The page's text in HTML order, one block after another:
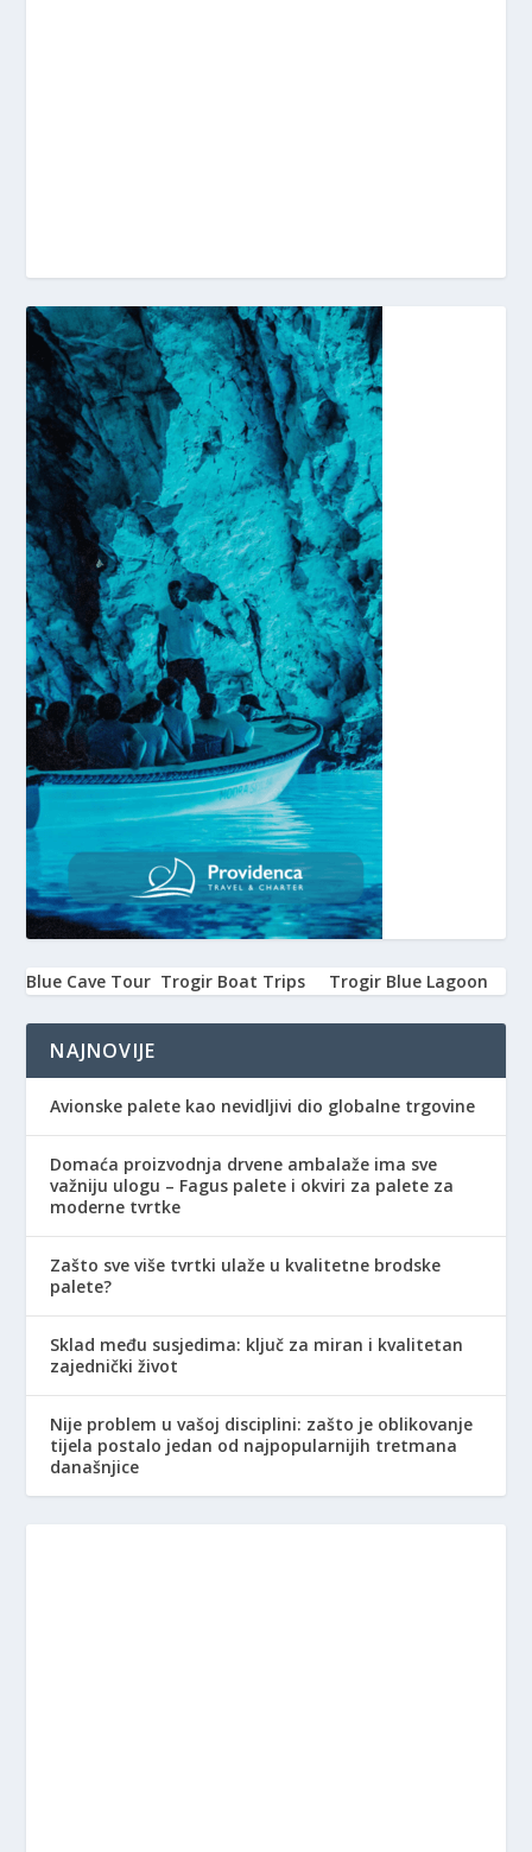
Blue Cave Tour Trogir Boat Trips Trogir Blue Lagoon
NAJNOVIJE
Avionske palete kao nevidljivi dio globalne trgovine
Domaća proizvodnja drvene ambalaže ima sve
važniju ulogu – Fagus palete i okviri za palete za
moderne tvrtke
Zašto sve više tvrtki ulaže u kvalitetne brodske
palete?
Sklad među susjedima: ključ za miran i kvalitetan
zajednički život
Nije problem u vašoj disciplini: zašto je oblikovanje
tijela postalo jedan od najpopularnijih tretmana
današnjice